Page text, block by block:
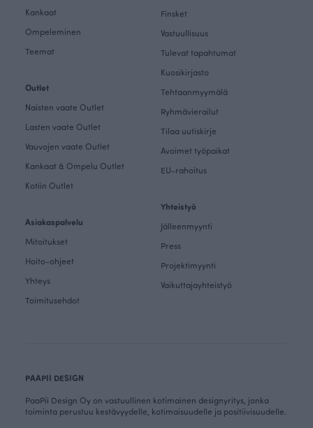
Kankaat
Ompeleminen
Teemat
Outlet
Naisten vaate Outlet
Lasten vaate Outlet
Vauvojen vaate Outlet
Kankaat & Ompelu Outlet
Kotiin Outlet
Asiakaspalvelu
Mitoitukset
Hoito-ohjeet
Yhteys
Toimitusehdot
Finsket
Vastuullisuus
Tulevat tapahtumat
Kuosikirjasto
Tehtaanmyymälä
Ryhmävierailut
Tilaa uutiskirje
Avoimet työpaikat
EU-rahoitus
Yhteistyö
Jälleenmyynti
Press
Projektimyynti
Vaikuttajayhteistyö
PAAPII DESIGN
PaaPii Design Oy on vastuullinen kotimainen designyritys, jonka
toiminta perustuu kestävyydelle, kotimaisuudelle ja positiivisuudelle.